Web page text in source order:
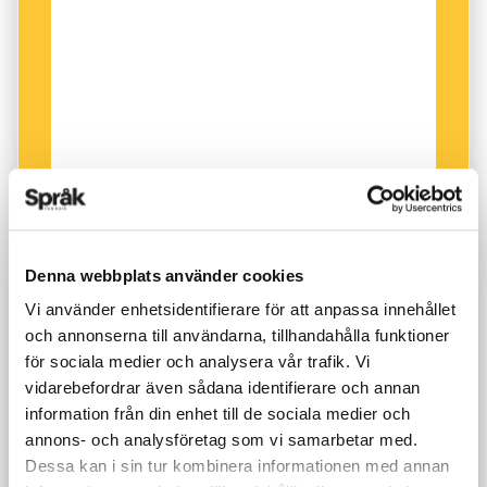
Denna webbplats använder cookies
Vi använder enhetsidentifierare för att anpassa innehållet
och annonserna till användarna, tillhandahålla funktioner
för sociala medier och analysera vår trafik. Vi
vidarebefordrar även sådana identifierare och annan
information från din enhet till de sociala medier och
annons- och analysföretag som vi samarbetar med.
Dessa kan i sin tur kombinera informationen med annan
Pronomenet
namn, syftar alltså på två kvinnor. Detta
pronomen hade i det runsvenska språket tre
användes den maskulina formen
det som här enbart kvinnor var det
femininformenþarsom brukades. Om
pronomenet åsyftade personer av båda könen
användes neutrumformen þau.
Trots den något omilda behandlingen är